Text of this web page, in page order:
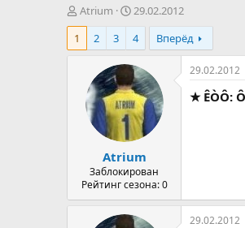
А
в
о
м
Atrium
Д
а
т
а
н
а
ч
а
л
а
29.02.2012
1
2 3 4 Вперёд
Atrium
Заблокирован
Рейтинг сезона: 0
29.02.2012
★ ÊÒÔ:
29.02.2012